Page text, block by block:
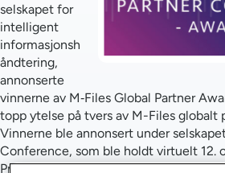
selskapet for
intelligent
informasjonsh
åndtering,
annonserte
vinnerne av M‑Files Global Partner
topp ytelse på tvers av M-Files globalt
Vinnerne ble annonsert under
Conference, som ble holdt virtuelt 12.
Prisvinnerne ble presentert for